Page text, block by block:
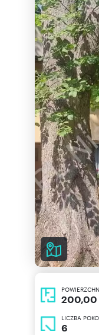
200,00
LICZBA
6